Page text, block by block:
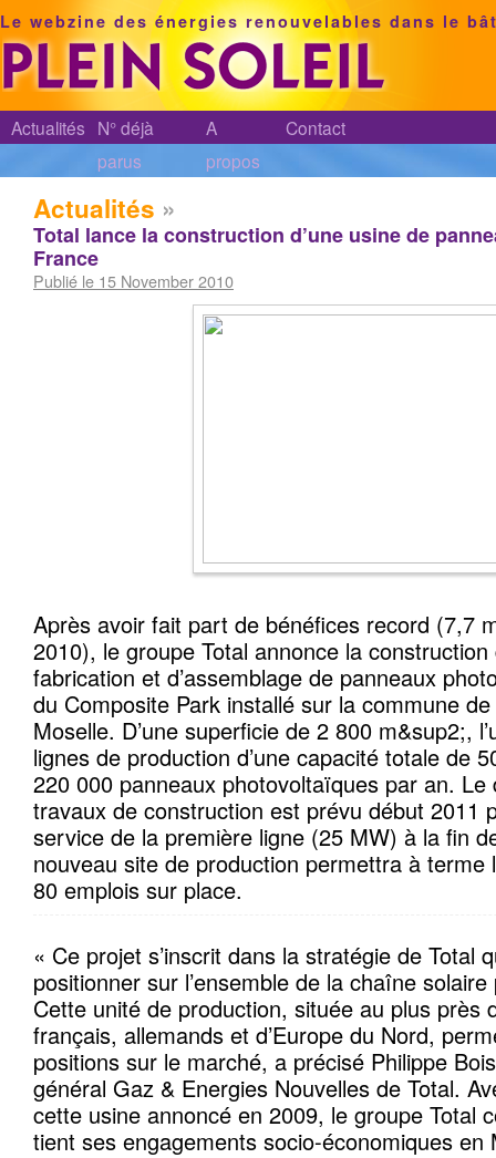
Le webzine des énergies renouvelables dans le
Actualités N° déjà
parus
A
propos
Contact
Actualités »
Total lance la construction d’une usine de
France
Publié le 15 November 2010
Après avoir fait part de bénéfices record (7,7
2010), le groupe Total annonce la construction
fabrication et d’assemblage de panneaux
du Composite Park installé sur la commune
Moselle. D’une superficie de 2 800 m&sup2;,
lignes de production d’une capacité totale de
220 000 panneaux photovoltaïques par an. Le
travaux de construction est prévu début 2011
service de la première ligne (25 MW) à la fin
nouveau site de production permettra à terme
80 emplois sur place.
« Ce projet s’inscrit dans la stratégie de Total
positionner sur l’ensemble de la chaîne
Cette unité de production, située au plus près
français, allemands et d’Europe du Nord,
positions sur le marché, a précisé Philippe
général Gaz & Energies Nouvelles de Total.
cette usine annoncé en 2009, le groupe Total
tient ses engagements socio-économiques en